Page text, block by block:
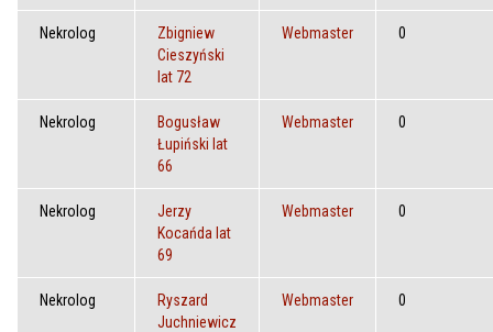
Nekrolog
Zbigniew
Cieszyński
lat 72
Webmaster 0
Nekrolog
Bogusław
Łupiński lat
66
Webmaster 0
Nekrolog
Jerzy
Kocańda lat
69
Webmaster 0
Nekrolog
Ryszard
Juchniewicz
Webmaster 0